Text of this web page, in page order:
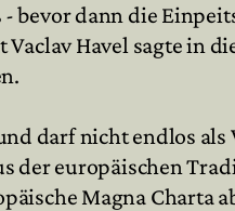
bevor dann die
Havel sagte in
darf nicht endlos
europäischen
Magna Charta